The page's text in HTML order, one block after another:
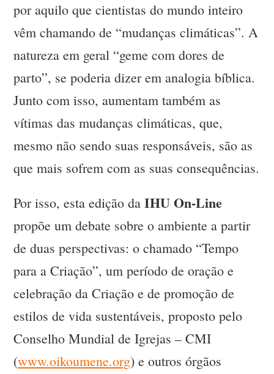
por aquilo que cientistas do mundo inteiro
vêm chamando de “mudanças climáticas”. A
natureza em geral “geme com dores de
parto”, se poderia dizer em analogia bíblica.
Junto com isso, aumentam também as
vítimas das mudanças climáticas, que,
mesmo não sendo suas responsáveis, são as
que mais sofrem com as suas consequências.
Por isso, esta edição daIHU On-Line
propõe um debate sobre o ambiente a partir
de duas perspectivas: o chamado “Tempo
para a Criação”, um período de oração e
celebração da Criação e de promoção de
estilos de vida sustentáveis, proposto pelo
Conselho Mundial de Igrejas – CMI
(www.oikoumene.org) e outros órgãos